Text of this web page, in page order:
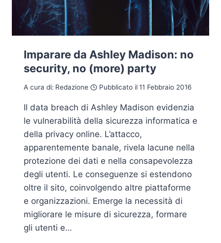
Imparare da Ashley Madison: no
security, no (more) party
A cura di: Redazione Pubblicato il11 Febbraio 2016
Il data breach di Ashley Madison evidenzia
le vulnerabilità della sicurezza informatica e
della privacy online. L’attacco,
apparentemente banale, rivela lacune nella
protezione dei dati e nella consapevolezza
degli utenti. Le conseguenze si estendono
oltre il sito, coinvolgendo altre piattaforme
e organizzazioni. Emerge la necessità di
migliorare le misure di sicurezza, formare
gli utenti e…